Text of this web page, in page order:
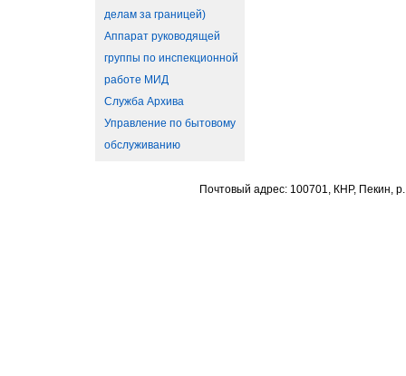
делам за границей)
Аппарат руководящей
группы по инспекционной
работе МИД
Служба Архива
Управление по бытовому
обслуживанию
Почтовый адрес: 100701, КНР, Пекин,